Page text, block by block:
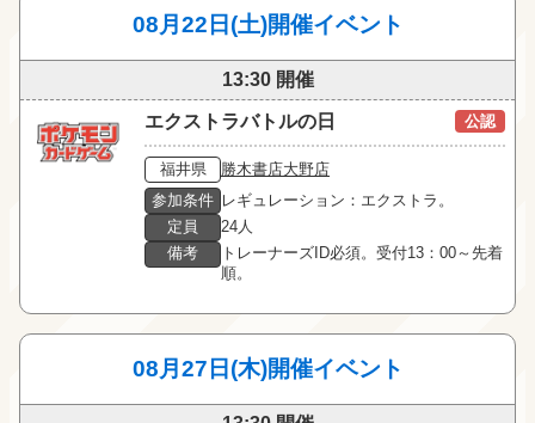
08月22日(土)開催イベント
13:30 開催
エクストラバトルの日 公認
福井県
勝木書店大野店
参加条件 レギュレーション：エクストラ。
定員
24人
備考
トレーナーズID必須。受付13：00～先着
順。
08月27日(木)開催イベント